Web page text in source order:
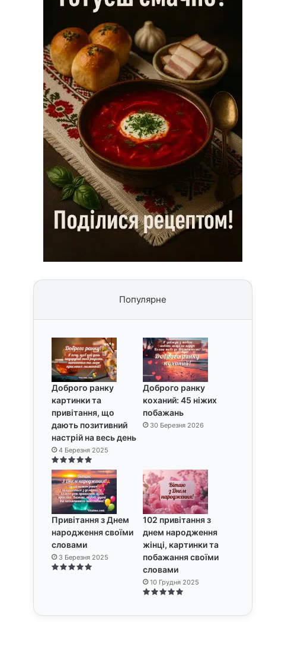
Популярне
Доброго ранку
картинки та
привітання, що
дають позитивний
настрій на весь день
4 Березня 2025
Доброго ранку
коханий: 45 ніжих
побажань
30 Березня 2026
Привітання з Днем
народження своїми
словами
3 Березня 2025
102 привітання з
днем народження
жінці, картинки та
побажання своїми
словами
10 Грудня 2025